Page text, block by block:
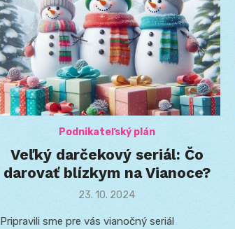
Podnikateľský plán
Veľký darčekový seriál: Čo
darovať blízkym na Vianoce?
Posted
23. 10. 2024
Pripravili sme pre vás vianočný seriál